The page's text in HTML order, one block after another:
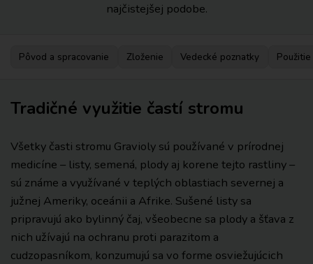
najčistejšej podobe.
Pôvod a spracovanie Zloženie Vedecké poznatky Použitie
Tradičné využitie častí stromu
Všetky časti stromu Gravioly sú používané v prírodnej
medicíne – listy, semená, plody aj korene tejto rastliny –
sú známe a využívané v teplých oblastiach severnej a
južnej Ameriky, oceánii a Afrike. Sušené listy sa
pripravujú ako bylinný čaj, všeobecne sa plody a šťava z
nich užívajú na ochranu proti parazitom a
cudzopasníkom, konzumujú sa vo forme osviežujúcich